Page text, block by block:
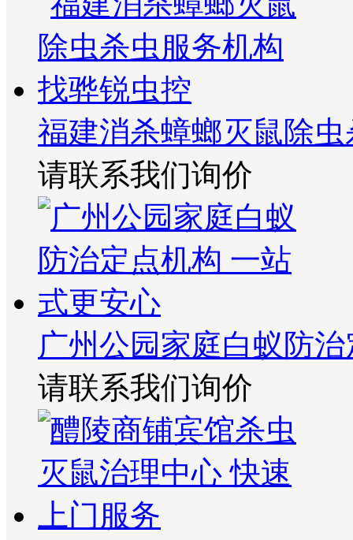
福建消杀蟑螂灭鼠除
请联系我们询价
广州公园家庭白蚁防
请联系我们询价